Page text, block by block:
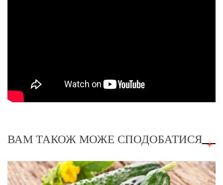
ВАМ ТАКОЖ МОЖЕ СПОДОБАТИСЯ